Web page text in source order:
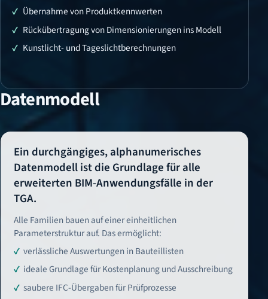
Übernahme von Produktkennwerten
Rückübertragung von Dimensionierungen ins Modell
Kunstlicht- und Tageslichtberechnungen
Datenmodell
Ein durchgängiges, alphanumerisches
Datenmodell ist die Grundlage für alle
erweiterten BIM-Anwendungsfälle in der
TGA.
Alle Familien bauen auf einer einheitlichen
Parameterstruktur auf. Das ermöglicht:
verlässliche Auswertungen in Bauteillisten
ideale Grundlage für Kostenplanung und Ausschreibung
saubere IFC-Übergaben für Prüfprozesse